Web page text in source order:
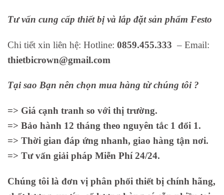
Tư vấn cung cấp thiết bị và lắp đặt sản phẩm Festo
Chi tiết xin liên hệ: Hotline: 0859.455.333 – Email:
thietbicrown@gmail.com
Tại sao Bạn nên chọn mua hàng từ chúng tôi ?
=> Giá cạnh tranh so với thị trường.
=> Bảo hành 12 tháng theo nguyên tắc 1 đổi 1.
=> Thời gian đáp ứng nhanh, giao hàng tận nơi.
=> Tư vấn giải pháp Miễn Phí 24/24.
Chúng tôi là đơn vị phân phối thiết bị chính hãng,